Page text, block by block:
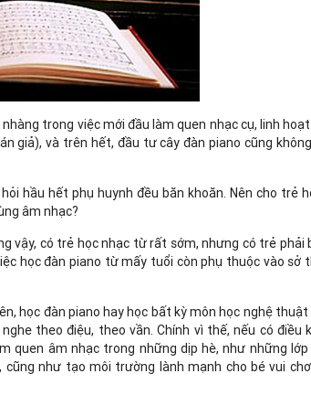
trong việc mới đầu làm quen nhạc cụ, linh
giả), và trên hết, đầu tư cây đàn piano cũng
hầu hết phụ huynh đều băn khoăn. Nên cho trẻ
âm nhạc?
vậy, có trẻ học nhạc từ rất sớm, nhưng có trẻ phải
học đàn piano từ mấy tuổi còn phụ thuộc vào sở
học đàn piano hay học bất kỳ môn học nghệ thuật
theo điệu, theo vần. Chính vì thế, nếu có điều
quen âm nhạc trong những dịp hè, như những lớp
như tạo môi trường lành mạnh cho bé vui